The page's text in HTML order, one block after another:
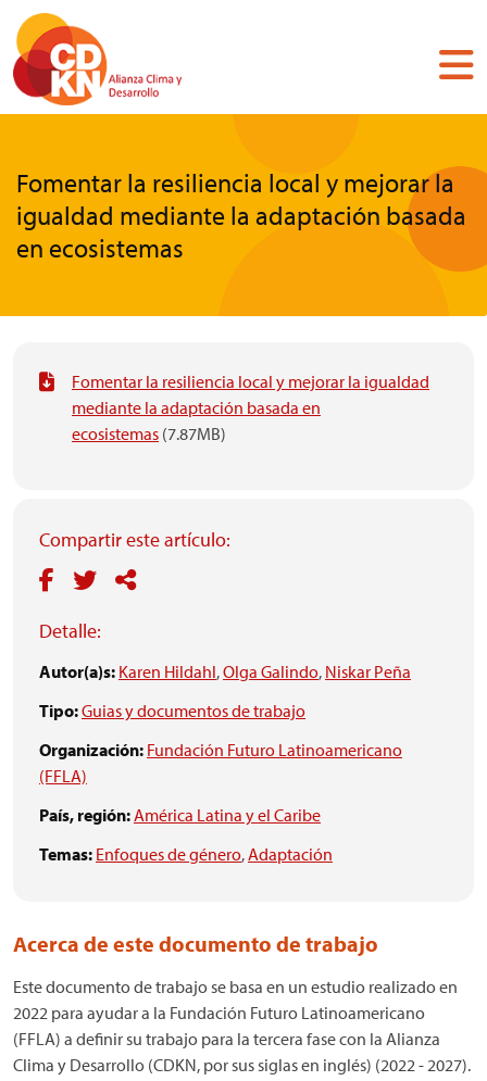
Pasar
contenido
principal
Fomentar la resiliencia local y mejorar la
igualdad mediante la adaptación basada
en ecosistemas
Fomentar la resiliencia local y mejorar la igualdad
mediante la adaptación basada en
ecosistemas (7.87MB)
Compartir este artículo:
Detalle:
Autor(a)s: Karen Hildahl,Olga Galindo, Niskar Peña
Tipo:Guias y documentos de trabajo
Organización: Fundación Futuro Latinoamericano
(FFLA)
País, región:América Latina y el Caribe
Temas: Enfoques de género,Adaptación
Acerca de este documento de trabajo
Este documento de trabajo se basa en un estudio realizado en
2022 para ayudar a la Fundación Futuro Latinoamericano
(FFLA) a definir su trabajo para la tercera fase con la Alianza
Clima y Desarrollo (CDKN, por sus siglas en inglés) (2022 - 2027).